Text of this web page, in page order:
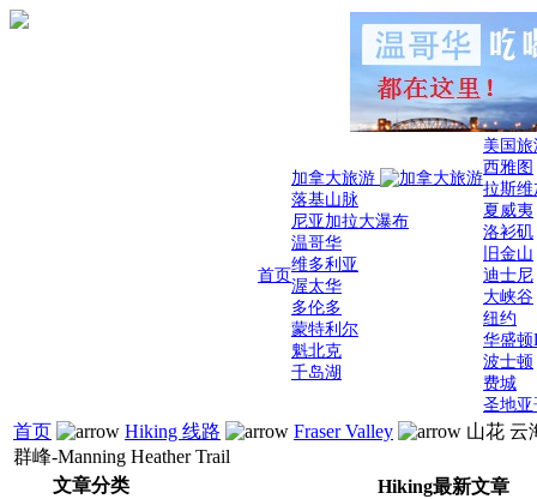
首页
加拿大旅游
落基山脉
尼亚加拉大瀑布
温哥华
维多利亚
渥太华
多伦多
蒙特利尔
魁北克
千岛湖
美国
西雅图
拉斯维
夏威夷
洛衫矶
旧金山
迪士尼
大峡谷
纽约
华盛顿
波士顿
费城
圣地亚
首页 Hiking 线路 Fraser Valley
山花 云
群峰-Manning Heather Trail
文章分类
Hiking最新文章